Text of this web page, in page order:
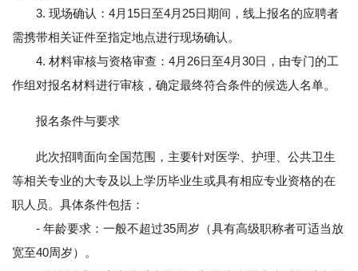
3. 现场确认：4月15日至4月25日期间，线上报名的应聘者
需携带相关证件至指定地点进行现场确认。
4. 材料审核与资格审查：4月26日至4月30日，由专门的工
作组对报名材料进行审核，确定最终符合条件的候选人名单。
报名条件与要求
此次招聘面向全国范围，主要针对医学、护理、公共卫生
等相关专业的大专及以上学历毕业生或具有相应专业资格的在
职人员。具体条件包括：
- 年龄要求：一般不超过35周岁（具有高级职称者可适当放
宽至40周岁）。